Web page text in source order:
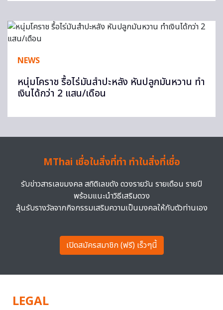
NEWS
หนุ่มโคราช รื้อไร่มันสำปะหลัง หันปลูกมันหวาน ทำ
เงินได้กว่า 2 แสน/เดือน
MThai เชื่อในสิ่งที่ทำ ทำในสิ่งที่เชื่อ
รับข่าวสารเลขมงคล สถิติเลขดัง ดวงรายวัน รายเดือน รายปี
พร้อมแนะนำวิธีเสริมดวง
ลุ้นรับรางวัลจากกิจกรรมเสริมความเป็นมงคลให้กับตัวท่านเอง
เปิดสมัครสมาชิก (ฟรี) เร็วๆนี้
LEGAL